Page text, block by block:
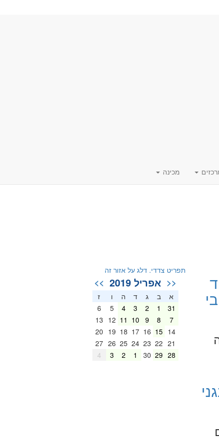
מכינה
תפריט צדדי. דלג על אזור זה
<< אפריל 2019 >>
א ב ג ד ה ו
ז
31
1
2
3
4
5
6
7
8
9
10
11
12
13
14
15
16
17
18
19
20
21
22
23
24
25
26
27
28
29
30
1
2
3
4